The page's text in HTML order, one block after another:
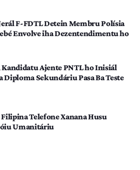
F-FDTL Detein Membru Polísia
Envolve iha Dezentendimentu ho
Ajente PNTL ho Inisiál
Diploma Sekundáriu Pasa Ba Teste
Telefone Xanana Husu
Umanitáriu